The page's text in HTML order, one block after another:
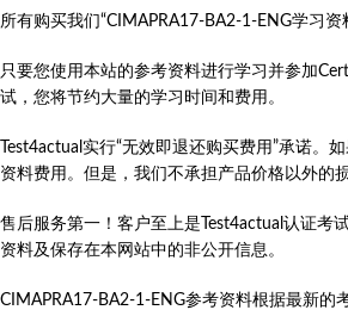
所有购买我们“CIMAPRA17-BA2-1-ENG学习
只要您使用本站的参考资料进行学习并参加
试，您将节约大量的学习时间和费用。
Test4actual实行“无效即退还购买费用”承诺
资料费用。但是，我们不承担产品价格以外的
售后服务第一！客户至上是Test4actual认证考
资料及保存在本网站中的非公开信息。
CIMAPRA17-BA2-1-ENG参考资料根据最新的